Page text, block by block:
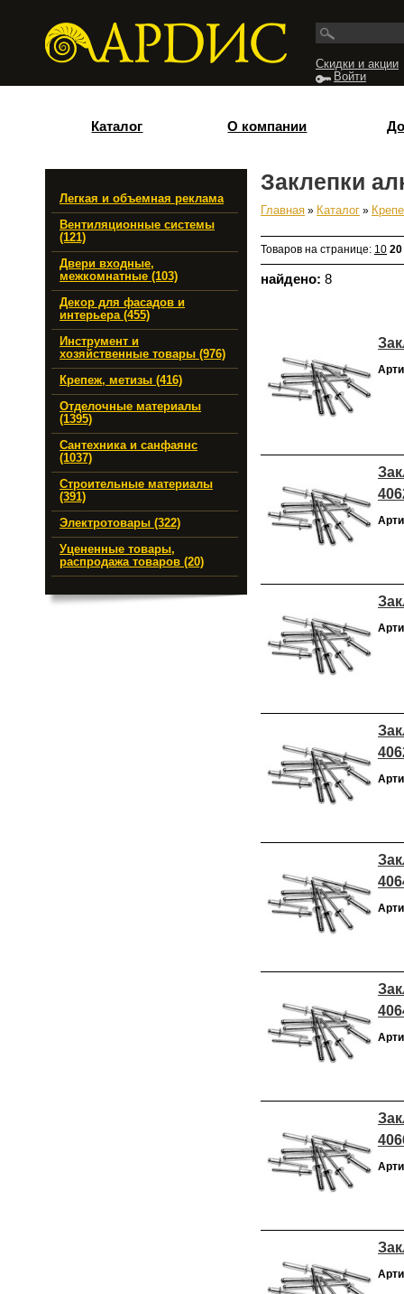
Скидки и акции
Войти
Каталог О компании
Легкая и объемная реклама
Вентиляционные системы
(121)
Двери входные,
межкомнатные (103)
Декор для фасадов и
интерьера (455)
Инструмент и
хозяйственные товары (976)
Крепеж, метизы (416)
Отделочные материалы
(1395)
Сантехника и санфаянс
(1037)
Строительные материалы
(391)
Электротовары (322)
Уцененные товары,
распродажа товаров (20)
Заклепки
Вы здесь
Главная » Каталог »
Товаров на странице: 10 20
найдено: 8